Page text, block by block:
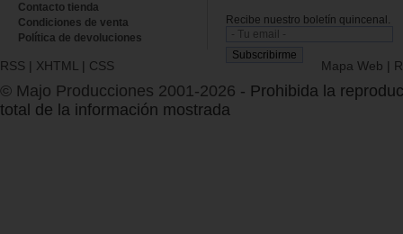
Contacto tienda
Condiciones de venta
Política de devoluciones
Recibe nuestro boletín quincenal.
RSS | XHTML | CSS Mapa Web |
© Majo Producciones 2001-2026 - Prohibida la
total de la información mostrada